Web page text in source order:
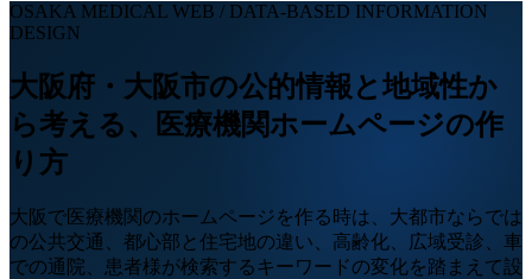
OSAKA MEDICAL WEB / DATA-BASED INFORMATION
DESIGN
大阪府・大阪市の公的情報と地域性か
ら考える、医療機関ホームページの作
り方
大阪で医療機関のホームページを作る時は、大都市ならでは
の公共交通、都心部と住宅地の違い、高齢化、広域受診、車
での通院、患者様が検索するキーワードの変化を踏まえて設